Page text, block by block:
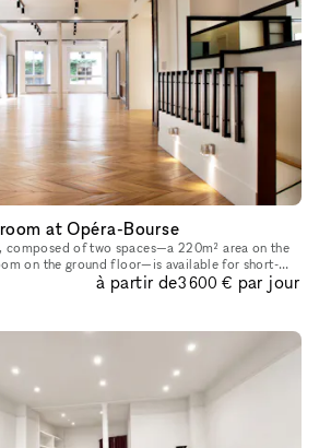
at Opéra-Bourse
composed of two spaces—a 220m² area on the
on the ground floor—is available for short-
Pop-Up Stores, Temporar
à partir de3 600 € par jour